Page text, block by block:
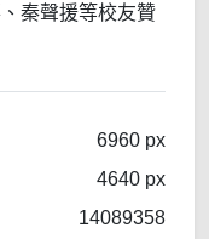
秦聲援等校友贊
6960 px
4640 px
14089358